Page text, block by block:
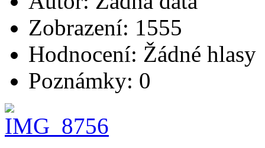
Zobrazení: 1555
Hodnocení: Žádné hlasy
Poznámky: 0